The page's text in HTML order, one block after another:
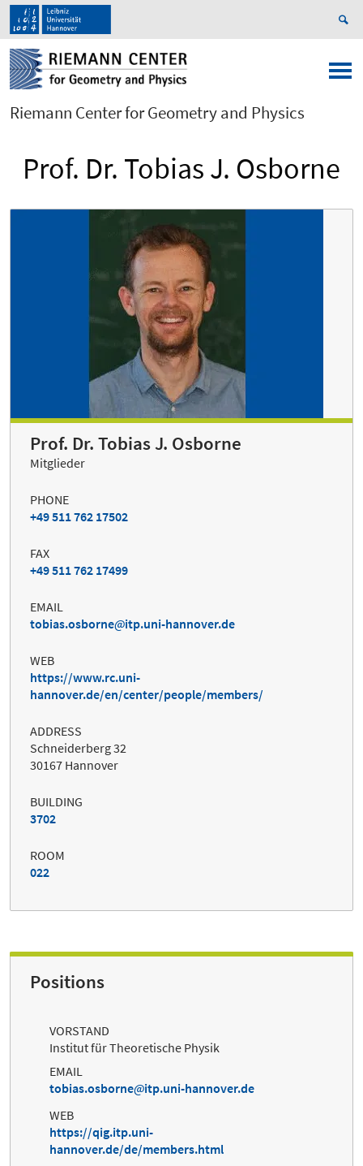
Riemann Center for Geometry and Physics
Prof. Dr. Tobias J. Osborne
Prof. Dr. Tobias J. Osborne
Mitglieder
PHONE
+49 511 762 17502
FAX
+49 511 762 17499
EMAIL
tobias.osborne
itp.uni-hannover.de
WEB
https://www.rc.uni-
hannover.de/en/center/people/members/
ADDRESS
Schneiderberg 32
30167 Hannover
BUILDING
3702
ROOM
022
Positions
VORSTAND
Institut für Theoretische Physik
EMAIL
tobias.osborne
itp.uni-hannover.de
WEB
https://qig.itp.uni-
hannover.de/de/members.html